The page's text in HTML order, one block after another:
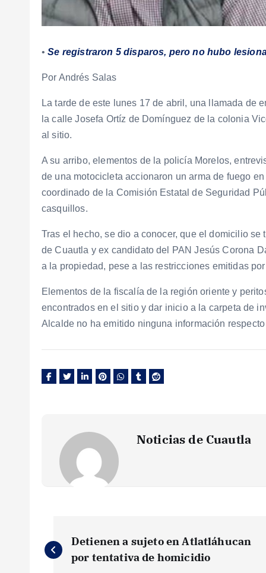
•Se registraron 5 disparos, pero no hubo
Por Andrés Salas
La tarde de este lunes 17 de abril, una llamada de
la calle Josefa Ortíz de Domínguez de la colonia
al sitio.
A su arribo, elementos de la policía Morelos,
de una motocicleta accionaron un arma de fuego
coordinado de la Comisión Estatal de Seguridad
casquillos.
Tras el hecho, se dio a conocer, que el domicilio
de Cuautla y ex candidato del PAN Jesús Corona
a la propiedad, pese a las restricciones emitidas
Elementos de la fiscalía de la región oriente y
encontrados en el sitio y dar inicio a la carpeta de
Alcalde no ha emitido ninguna información
Noticias de Cuautla
a
Detienen a sujeto en Atlatláhucan
por tentativa de homicidio